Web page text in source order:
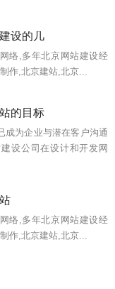
设的几
络,多年北京网站建设经
作,北京建站,北京...
的目标
成为企业与潜在客户沟通
设公司在设计和开发网
络,多年北京网站建设经
作,北京建站,北京...